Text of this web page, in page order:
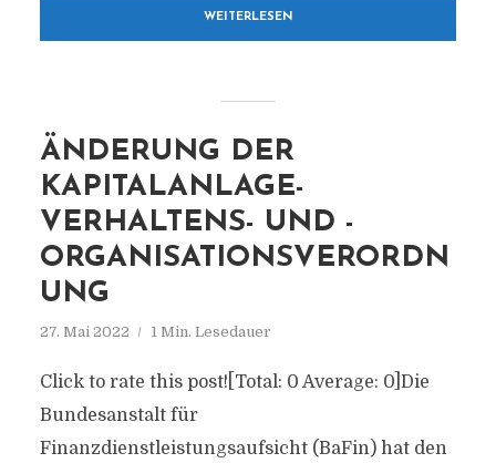
WEITERLESEN
ÄNDERUNG DER
KAPITALANLAGE-
VERHALTENS- UND -
ORGANISATIONSVERORDN
UNG
27. Mai 2022 1 Min. Lesedauer
Click to rate this post![Total: 0 Average: 0]Die
Bundesanstalt für
Finanzdienstleistungsaufsicht (BaFin) hat den